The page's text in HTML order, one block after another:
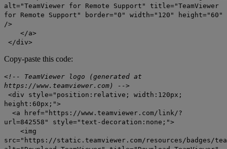
alt="TeamViewer for Remote Support" title="TeamViewer
for Remote Support" border="0" width="120" height="60"
/>
</a>
</div>
Copy-paste this code:
<!-- TeamViewer logo (generated at
https://www.teamviewer.com) -->
<div style="position:relative; width:120px;
height:60px;">
<a href="https://www.teamviewer.com/link/?
url=842558" style="text-decoration:none;">
<img
src="https://static.teamviewer.com/resources/badges/